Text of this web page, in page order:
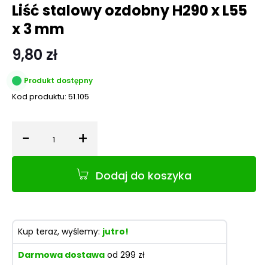
Liść stalowy ozdobny H290 x L55
x 3 mm
9,80 zł
Produkt dostępny
Kod produktu: 51.105
- Ilość +
Dodaj do koszyka
Kup teraz, wyślemy: jutro!
Darmowa dostawa od 299 zł